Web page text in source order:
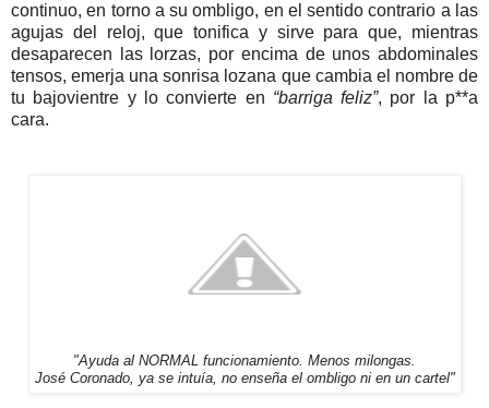
continuo, en torno a su ombligo, en el sentido contrario a las
agujas del reloj, que tonifica y sirve para que, mientras
desaparecen las lorzas, por encima de unos abdominales
tensos, emerja una sonrisa lozana que cambia el nombre de
tu bajovientre y lo convierte en “barriga feliz”, por la p**a
cara.
"Ayuda al NORMAL funcionamiento. Menos milongas.
José Coronado, ya se intuía, no enseña el ombligo ni en un cartel"